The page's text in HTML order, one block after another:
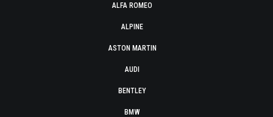
ALFA ROMEO
ALPINE
ASTON MARTIN
AUDI
BENTLEY
BMW